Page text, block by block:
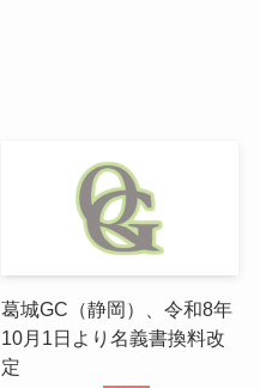
葛城GC（静岡）、令和8年
10月1日より名義書換料改
定